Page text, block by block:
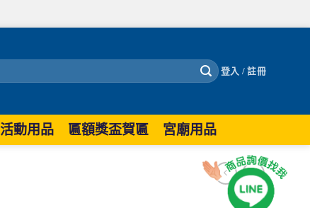
登入 / 註冊
活動用品 匾額獎盃賀匾 宮廟用品